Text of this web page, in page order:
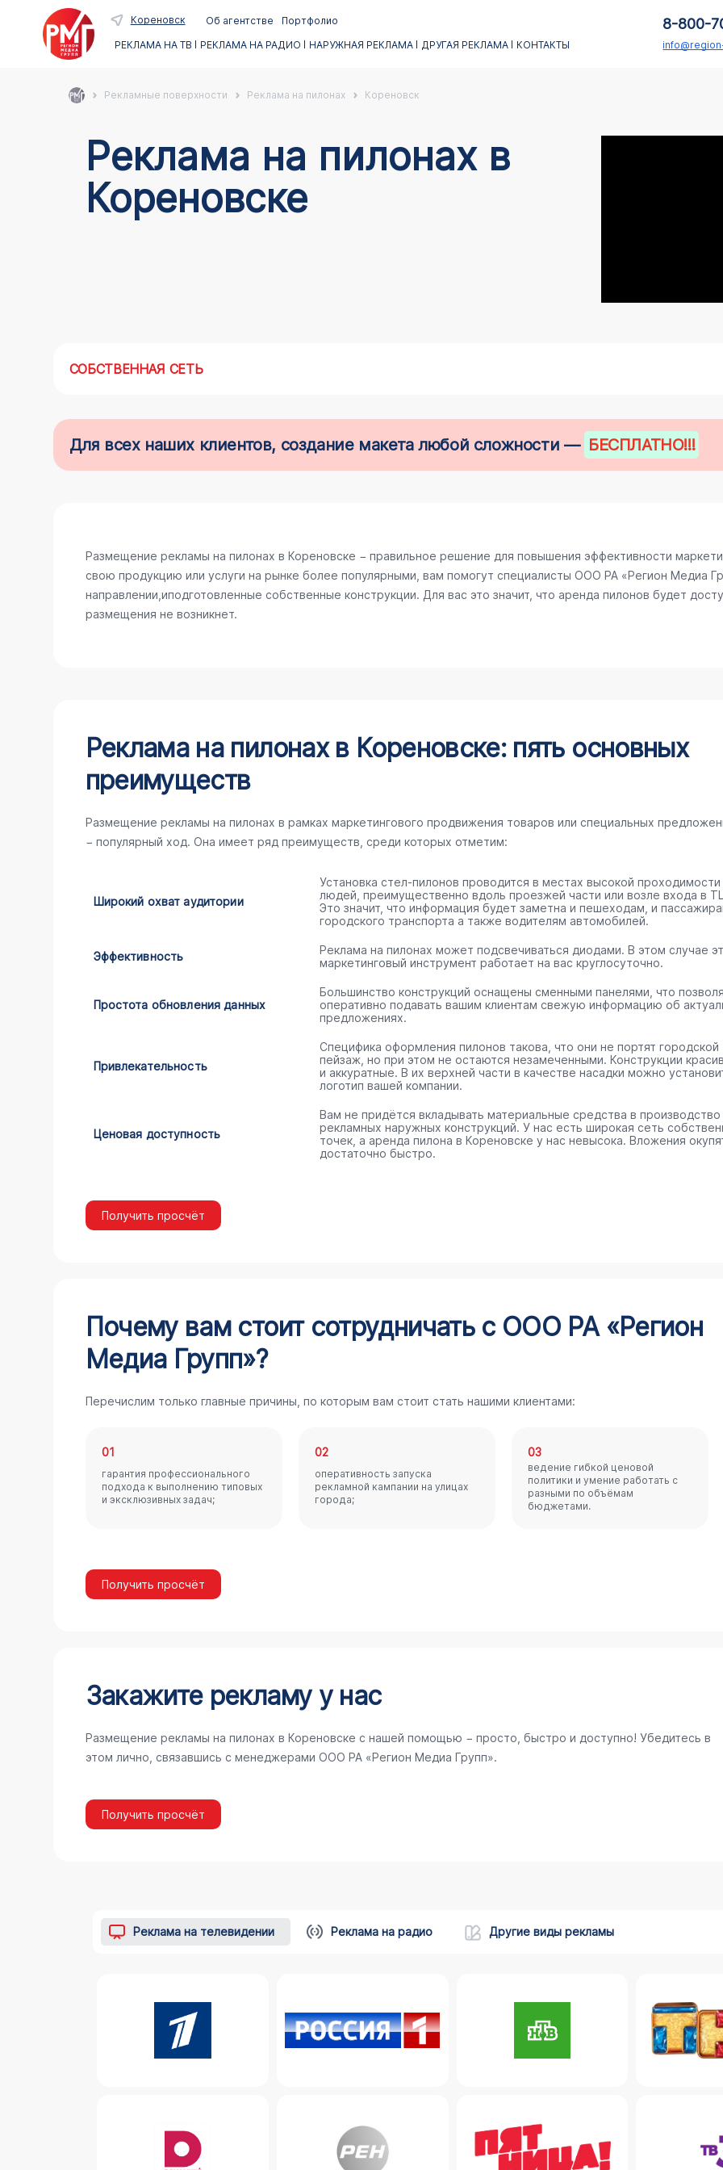
Кореновск Об агентстве
Портфолио
РЕКЛАМА НА ТВ
РЕКЛАМА НА РАДИО НАРУЖНАЯ РЕКЛАМА ДРУГАЯ РЕКЛАМА КОНТАКТЫ
8-800-
Рекламные поверхности Реклама на пилонах Кореновск
Реклама на пилонах в
Кореновске
СОБСТВЕННАЯ СЕТЬ
Для всех наших клиентов, создание макета любой сложности — БЕСПЛАТНО!!!
Размещение рекламы на пилонах в Кореновске − правильное решение для повышения эффективности
свою продукцию или услуги на рынке более популярными, вам помогут специалисты ООО РА «Регион Медиа
направлении,иподготовленные собственные конструкции. Для вас это значит, что аренда пилонов будет
размещения не возникнет.
Реклама на пилонах в Кореновске: пять основных
преимуществ
Размещение рекламы на пилонах в рамках маркетингового продвижения товаров или специальных
− популярный ход. Она имеет ряд преимуществ, среди которых отметим:
Широкий охват аудитории
Установка стел-пилонов проводится в местах высокой проходимости
людей, преимущественно вдоль проезжей части или возле входа в
Это значит, что информация будет заметна и пешеходам, и
городского транспорта а также водителям автомобилей.
Эффективность
Реклама на пилонах может подсвечиваться диодами. В этом случае
маркетинговый инструмент работает на вас круглосуточно.
Простота обновления данных
Большинство конструкций оснащены сменными панелями, что
оперативно подавать вашим клиентам свежую информацию об
предложениях.
Привлекательность
Специфика оформления пилонов такова, что они не портят городской
пейзаж, но при этом не остаются незамеченными. Конструкции
и аккуратные. В их верхней части в качестве насадки можно
логотип вашей компании.
Ценовая доступность
Вам не придётся вкладывать материальные средства в производство
рекламных наружных конструкций. У нас есть широкая сеть
точек, а аренда пилона в Кореновске у нас невысока. Вложения
достаточно быстро.
Получить просчёт
Почему вам стоит сотрудничать с ООО РА «Регион
Медиа Групп»?
Перечислим только главные причины, по которым вам стоит стать нашими клиентами:
01
гарантия профессионального
подхода к выполнению типовых
и эксклюзивных задач;
02
оперативность запуска
рекламной кампании на улицах
города;
03
ведение гибкой ценовой
политики и умение работать с
разными по объёмам
бюджетами.
Получить просчёт
Закажите рекламу у нас
Размещение рекламы на пилонах в Кореновске с нашей помощью − просто, быстро и доступно! Убедитесь в
этом лично, связавшись с менеджерами ООО РА «Регион Медиа Групп».
Получить просчёт
Реклама на телевидении Реклама на радио Другие виды рекламы